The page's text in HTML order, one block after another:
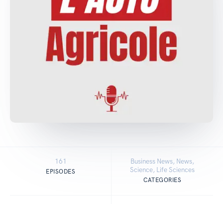
161
EPISODES
Business News, News,
Science, Life Sciences
CATEGORIES